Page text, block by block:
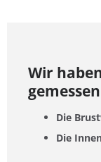
Wir
Die
Die